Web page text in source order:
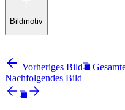
Bildmotiv
Vorheriges Bild
Nachfolgendes Bild